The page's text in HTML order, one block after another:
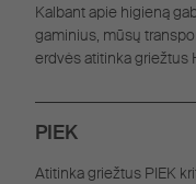
Kalbant apie higieną
gaminius, mūsų
erdvės atitinka griežtus
PIEK
Atitinka griežtus PIEK